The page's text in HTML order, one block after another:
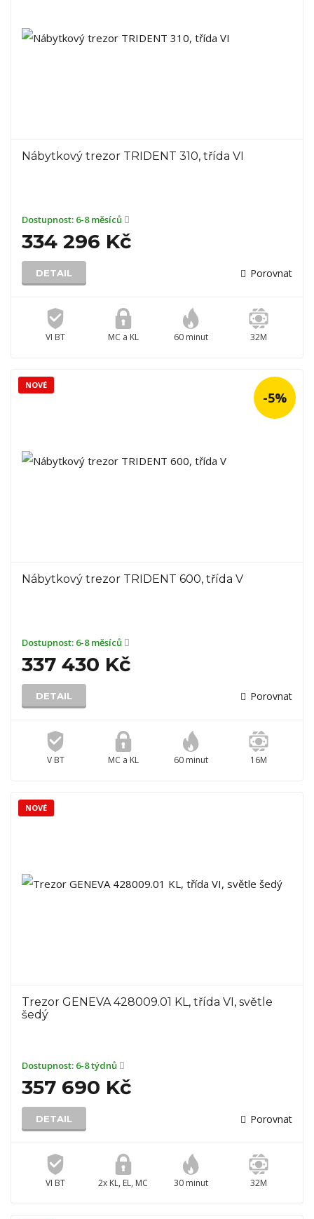
Nábytkový trezor TRIDENT 310, třída VI
Dostupnost: 6-8 měsíců
334 296 Kč
DETAIL Porovnat
VI BT MC a KL 60 minut 32M
Nábytkový trezor TRIDENT 600, třída V
Dostupnost: 6-8 měsíců
337 430 Kč
DETAIL Porovnat
V BT MC a KL 60 minut 16M
NOVÉ
-5%
Trezor GENEVA 428009.01 KL, třída VI, světle
šedý
Dostupnost: 6-8 týdnů
357 690 Kč
DETAIL Porovnat
VI BT 2x KL, EL, MC 30 minut 32M
NOVÉ